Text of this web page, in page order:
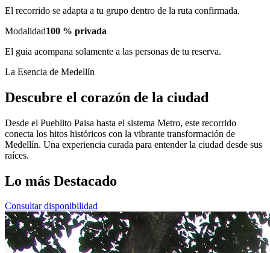
El recorrido se adapta a tu grupo dentro de la ruta confirmada.
Modalidad100 % privada
El guia acompana solamente a las personas de tu reserva.
La Esencia de Medellín
Descubre el corazón de la ciudad
Desde el Pueblito Paisa hasta el sistema Metro, este recorrido
conecta los hitos históricos con la vibrante transformación de
Medellín. Una experiencia curada para entender la ciudad desde sus
raíces.
Lo más Destacado
Consultar disponibilidad